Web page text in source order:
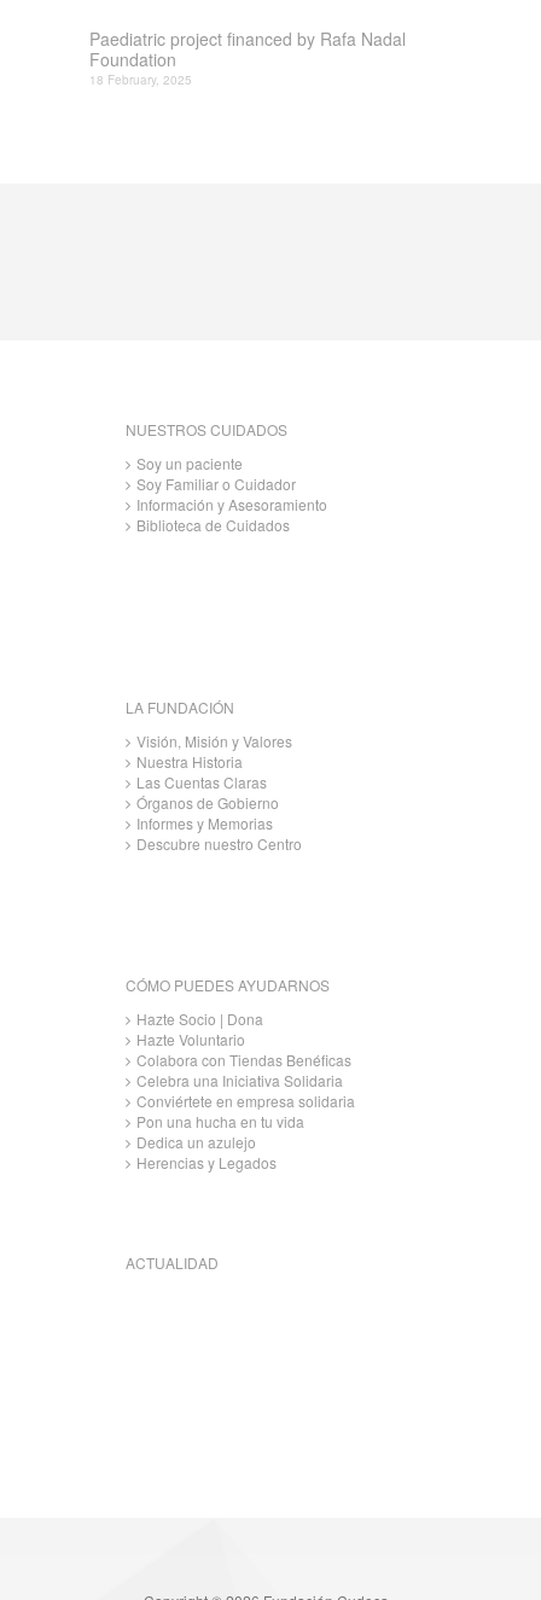
Paediatric project financed by Rafa Nadal
Foundation
18 February, 2025
NUESTROS CUIDADOS
Soy un paciente
Soy Familiar o Cuidador
Información y Asesoramiento
Biblioteca de Cuidados
LA FUNDACIÓN
Visión, Misión y Valores
Nuestra Historia
Las Cuentas Claras
Órganos de Gobierno
Informes y Memorias
Descubre nuestro Centro
CÓMO PUEDES AYUDARNOS
Hazte Socio | Dona
Hazte Voluntario
Colabora con Tiendas Benéficas
Celebra una Iniciativa Solidaria
Conviértete en empresa solidaria
Pon una hucha en tu vida
Dedica un azulejo
Herencias y Legados
ACTUALIDAD